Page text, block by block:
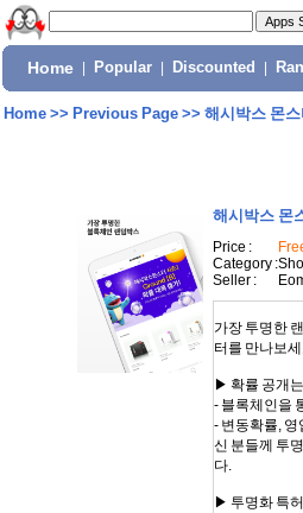
Home Popular Discounted
Home>> Previous Page>> 해시박스 몬
해시박스 몬
Price :
Category :
Seller :
가장 투명한
터를 만나보
▶ 확률 공개
- 블록체인을
- 변동확률, 영
신 분들께 투
다.
▶ 투명화 특